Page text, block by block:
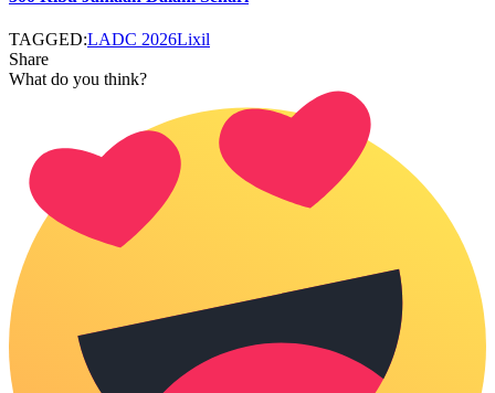
TAGGED:LADC 2026Lixil
Share
What do you think?